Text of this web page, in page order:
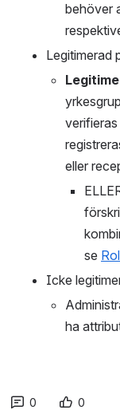
behöver
Legitimerad
se
Icke
ha
0 0